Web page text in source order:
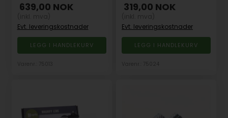
639,00 NOK
Evt. leveringskostnader
319,00 NOK
Evt. leveringskostnader